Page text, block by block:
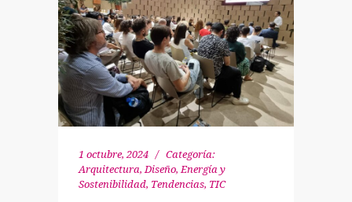
1 octubre, 2024
Categoría:
Arquitectura, Diseño,Energía y
Sostenibilidad, Tendencias, TIC